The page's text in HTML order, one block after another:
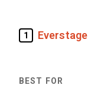
1 Everstage